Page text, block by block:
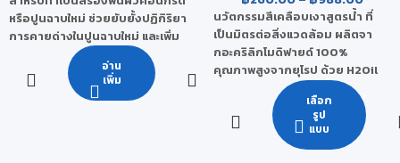
หรือปูนฉาบใหม่ ช่วยยับยั้งปฏิกิริยา
การคายด่างในปูนฉาบใหม่ และเพิ่ม
การยึดเกาะของสีทับหน้ากับพื้นผิว
ดีขึ้น เหมาะสำหรับพื้นผิวปูนฉาบใหม่
ใช้ได้ทั้งภายในอาคาร และภายนอก
อ่าน
เพิ่ม
นวัตกรรมสีเคลือบเงาสูตรน้ำ ที่
เป็นมิตรต่อสิ่งแวดล้อม ผลิตจา
กอะคริลิกโมดิฟายด์ 100%
คุณภาพสูงจากยุโรป ด้วย H2Oil
Technology สูตรพิเศษเฉพาะของ
ทีโอเอ ที่รวมคุณสมบัติของสี
เคลือบผสานเข้ากับโมเลกุลของน้ำ
เป็นสีรักษ์โลกที่คุณภาพ สูงกว่า
เลือก
รูป
แบบ